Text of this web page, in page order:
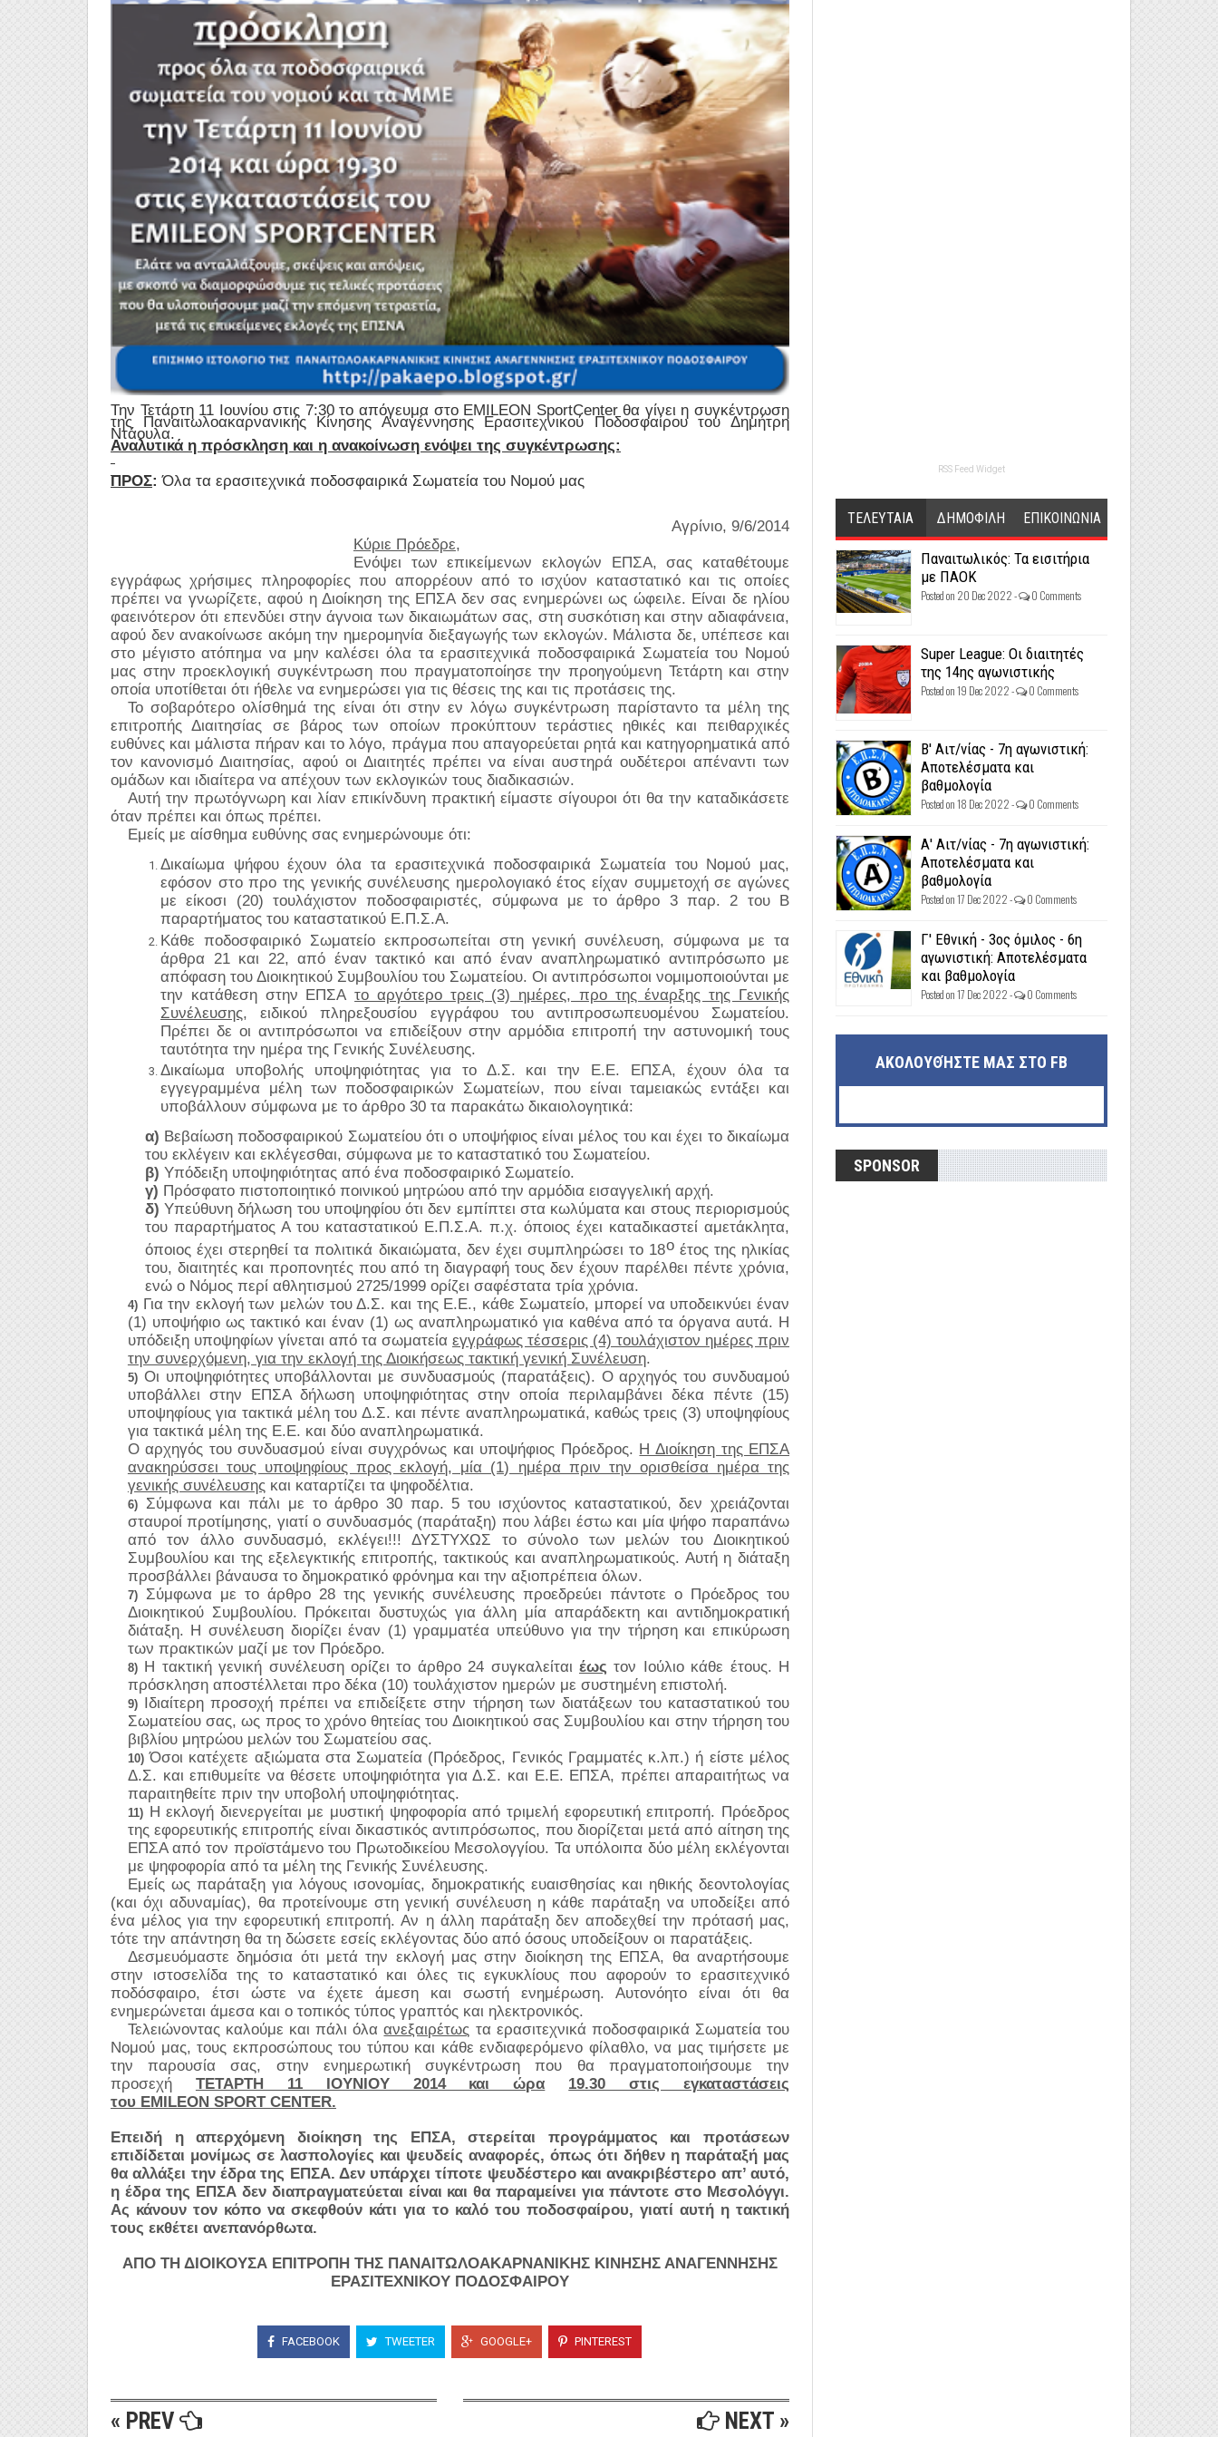
Την Τετάρτη 11 Ιουνίου στις 7:30 το απόγευμα στο EMILEON SportCenter θα γίνει η συγκέντρωση
της Παναιτωλοακαρνανικής Κίνησης Αναγέννησης Ερασιτεχνικού Ποδοσφαίρου του Δημήτρη
Ντάουλα.
Αναλυτικά η πρόσκληση και η ανακοίνωση ενόψει της συγκέντρωσης:
ΠΡΟΣ:Όλα τα ερασιτεχνικά ποδοσφαιρικά Σωματεία του Νομού μας
Αγρίνιο, 9/6/2014
Κύριε Πρόεδρε,
Ενόψει των επικείμενων εκλογών ΕΠΣΑ, σας καταθέτουμε
εγγράφως χρήσιμες πληροφορίες που απορρέουν από το ισχύον καταστατικό και τις οποίες
πρέπει να γνωρίζετε, αφού η Διοίκηση της ΕΠΣΑ δεν σας ενημερώνει ως ώφειλε. Είναι δε ηλίου
φαεινότερον ότι επενδύει στην άγνοια των δικαιωμάτων σας, στη συσκότιση και στην αδιαφάνεια,
αφού δεν ανακοίνωσε ακόμη την ημερομηνία διεξαγωγής των εκλογών. Μάλιστα δε, υπέπεσε και
στο μέγιστο ατόπημα να μην καλέσει όλα τα ερασιτεχνικά ποδοσφαιρικά Σωματεία του Νομού
μας στην προεκλογική συγκέντρωση που πραγματοποίησε την προηγούμενη Τετάρτη και στην
οποία υποτίθεται ότι ήθελε να ενημερώσει για τις θέσεις της και τις προτάσεις της.
Το σοβαρότερο ολίσθημά της είναι ότι στην εν λόγω συγκέντρωση παρίσταντο τα μέλη της
επιτροπής Διαιτησίας σε βάρος των οποίων προκύπτουν τεράστιες ηθικές και πειθαρχικές
ευθύνες και μάλιστα πήραν και το λόγο, πράγμα που απαγορεύεται ρητά και κατηγορηματικά από
τον κανονισμό Διαιτησίας, αφού οι Διαιτητές πρέπει να είναι αυστηρά ουδέτεροι απέναντι των
ομάδων και ιδιαίτερα να απέχουν των εκλογικών τους διαδικασιών.
Αυτή την πρωτόγνωρη και λίαν επικίνδυνη πρακτική είμαστε σίγουροι ότι θα την καταδικάσετε
όταν πρέπει και όπως πρέπει.
Εμείς με αίσθημα ευθύνης σας ενημερώνουμε ότι:
Δικαίωμα ψήφου έχουν όλα τα ερασιτεχνικά ποδοσφαιρικά Σωματεία του Νομού μας,
εφόσον στο προ της γενικής συνέλευσης ημερολογιακό έτος είχαν συμμετοχή σε αγώνες
με είκοσι (20) τουλάχιστον ποδοσφαιριστές, σύμφωνα με το άρθρο 3 παρ. 2 του Β
παραρτήματος του καταστατικού Ε.Π.Σ.Α.
Κάθε ποδοσφαιρικό Σωματείο εκπροσωπείται στη γενική συνέλευση, σύμφωνα με τα
άρθρα 21 και 22, από έναν τακτικό και από έναν αναπληρωματικό αντιπρόσωπο με
απόφαση του Διοικητικού Συμβουλίου του Σωματείου. Οι αντιπρόσωποι νομιμοποιούνται με
την κατάθεση στην ΕΠΣΑτο αργότερο τρεις (3) ημέρες, προ της έναρξης της Γενικής
Συνέλευσης, ειδικού πληρεξουσίου εγγράφου του αντιπροσωπευομένου Σωματείου.
Πρέπει δε οι αντιπρόσωποι να επιδείξουν στην αρμόδια επιτροπή την αστυνομική τους
ταυτότητα την ημέρα της Γενικής Συνέλευσης.
Δικαίωμα υποβολής υποψηφιότητας για το Δ.Σ. και την Ε.Ε. ΕΠΣΑ, έχουν όλα τα
εγγεγραμμένα μέλη των ποδοσφαιρικών Σωματείων, που είναι ταμειακώς εντάξει και
υποβάλλουν σύμφωνα με το άρθρο 30 τα παρακάτω δικαιολογητικά:
α) Βεβαίωση ποδοσφαιρικού Σωματείου ότι ο υποψήφιος είναι μέλος του και έχει το δικαίωμα
του εκλέγειν και εκλέγεσθαι, σύμφωνα με το καταστατικό του Σωματείου.
β) Υπόδειξη υποψηφιότητας από ένα ποδοσφαιρικό Σωματείο.
γ) Πρόσφατο πιστοποιητικό ποινικού μητρώου από την αρμόδια εισαγγελική αρχή.
δ) Υπεύθυνη δήλωση του υποψηφίου ότι δεν εμπίπτει στα κωλύματα και στους περιορισμούς
του παραρτήματος Α του καταστατικού Ε.Π.Σ.Α. π.χ. όποιος έχει καταδικαστεί αμετάκλητα,
όποιος έχει στερηθεί τα πολιτικά δικαιώματα, δεν έχει συμπληρώσει το 18οέτος της ηλικίας
του, διαιτητές και προπονητές που από τη διαγραφή τους δεν έχουν παρέλθει πέντε χρόνια,
ενώ ο Νόμος περί αθλητισμού 2725/1999 ορίζει σαφέστατα τρία χρόνια.
4)Για την εκλογή των μελών του Δ.Σ. και της Ε.Ε., κάθε Σωματείο, μπορεί να υποδεικνύει έναν
(1) υποψήφιο ως τακτικό και έναν (1) ως αναπληρωματικό για καθένα από τα όργανα αυτά. Η
υπόδειξη υποψηφίων γίνεται από τα σωματεία εγγράφως τέσσερις (4) τουλάχιστον ημέρες πριν
την συνερχόμενη, για την εκλογή της Διοικήσεως τακτική γενική Συνέλευση.
5)Οι υποψηφιότητες υποβάλλονται με συνδυασμούς (παρατάξεις). Ο αρχηγός του συνδυαμού
υποβάλλει στην ΕΠΣΑ δήλωση υποψηφιότητας στην οποία περιλαμβάνει δέκα πέντε (15)
υποψηφίους για τακτικά μέλη του Δ.Σ. και πέντε αναπληρωματικά, καθώς τρεις (3) υποψηφίους
για τακτικά μέλη της Ε.Ε. και δύο αναπληρωματικά.
Ο αρχηγός του συνδυασμού είναι συγχρόνως και υποψήφιος Πρόεδρος. Η Διοίκηση της ΕΠΣΑ
ανακηρύσσει τους υποψηφίους προς εκλογή, μία (1) ημέρα πριν την ορισθείσα ημέρα της
γενικής συνέλευσης και καταρτίζει τα ψηφοδέλτια.
6)Σύμφωνα και πάλι με το άρθρο 30 παρ. 5 του ισχύοντος καταστατικού, δεν χρειάζονται
σταυροί προτίμησης, γιατί ο συνδυασμός (παράταξη) που λάβει έστω και μία ψήφο παραπάνω
από τον άλλο συνδυασμό, εκλέγει!!! ΔΥΣΤΥΧΩΣ το σύνολο των μελών του Διοικητικού
Συμβουλίου και της εξελεγκτικής επιτροπής, τακτικούς και αναπληρωματικούς. Αυτή η διάταξη
προσβάλλει βάναυσα το δημοκρατικό φρόνημα και την αξιοπρέπεια όλων.
7)Σύμφωνα με το άρθρο 28 της γενικής συνέλευσης προεδρεύει πάντοτε ο Πρόεδρος του
Διοικητικού Συμβουλίου. Πρόκειται δυστυχώς για άλλη μία απαράδεκτη και αντιδημοκρατική
διάταξη. Η συνέλευση διορίζει έναν (1) γραμματέα υπεύθυνο για την τήρηση και επικύρωση
των πρακτικών μαζί με τον Πρόεδρο.
8)Η τακτική γενική συνέλευση ορίζει το άρθρο 24 συγκαλείται έως τον Ιούλιο κάθε έτους. Η
πρόσκληση αποστέλλεται προ δέκα (10) τουλάχιστον ημερών με συστημένη επιστολή.
9) Ιδιαίτερη προσοχή πρέπει να επιδείξετε στην τήρηση των διατάξεων του καταστατικού του
Σωματείου σας, ως προς το χρόνο θητείας του Διοικητικού σας Συμβουλίου και στην τήρηση του
βιβλίου μητρώου μελών του Σωματείου σας.
10) Όσοι κατέχετε αξιώματα στα Σωματεία (Πρόεδρος, Γενικός Γραμματές κ.λπ.) ή είστε μέλος
Δ.Σ. και επιθυμείτε να θέσετε υποψηφιότητα για Δ.Σ. και Ε.Ε. ΕΠΣΑ, πρέπει απαραιτήτως να
παραιτηθείτε πριν την υποβολή υποψηφιότητας.
11) Η εκλογή διενεργείται με μυστική ψηφοφορία από τριμελή εφορευτική επιτροπή. Πρόεδρος
της εφορευτικής επιτροπής είναι δικαστικός αντιπρόσωπος, που διορίζεται μετά από αίτηση της
ΕΠΣΑ από τον προϊστάμενο του Πρωτοδικείου Μεσολογγίου. Τα υπόλοιπα δύο μέλη εκλέγονται
με ψηφοφορία από τα μέλη της Γενικής Συνέλευσης.
Εμείς ως παράταξη για λόγους ισονομίας, δημοκρατικής ευαισθησίας και ηθικής δεοντολογίας
(και όχι αδυναμίας), θα προτείνουμε στη γενική συνέλευση η κάθε παράταξη να υποδείξει από
ένα μέλος για την εφορευτική επιτροπή. Αν η άλλη παράταξη δεν αποδεχθεί την πρότασή μας,
τότε την απάντηση θα τη δώσετε εσείς εκλέγοντας δύο από όσους υποδείξουν οι παρατάξεις.
Δεσμευόμαστε δημόσια ότι μετά την εκλογή μας στην διοίκηση της ΕΠΣΑ, θα αναρτήσουμε
στην ιστοσελίδα της το καταστατικό και όλες τις εγκυκλίους που αφορούν το ερασιτεχνικό
ποδόσφαιρο, έτσι ώστε να έχετε άμεση και σωστή ενημέρωση. Αυτονόητο είναι ότι θα
ενημερώνεται άμεσα και ο τοπικός τύπος γραπτός και ηλεκτρονικός.
Τελειώνοντας καλούμε και πάλι όλαανεξαιρέτως τα ερασιτεχνικά ποδοσφαιρικά Σωματεία του
Νομού μας, τους εκπροσώπους του τύπου και κάθε ενδιαφερόμενο φίλαθλο, να μας τιμήσετε με
την παρουσία σας, στην ενημερωτική συγκέντρωση που θα πραγματοποιήσουμε την
προσεχή ΤΕΤΑΡΤΗ 11 ΙΟΥΝΙΟΥ 2014 και ώρα
19.30 στις εγκαταστάσεις
του EMILEON SPORT CENTER.
Επειδή η απερχόμενη διοίκηση της ΕΠΣΑ, στερείται προγράμματος και προτάσεων
επιδίδεται μονίμως σε λασπολογίες και ψευδείς αναφορές, όπως ότι δήθεν η παράταξή μας
θα αλλάξει την έδρα της ΕΠΣΑ. Δεν υπάρχει τίποτε ψευδέστερο και ανακριβέστερο απ’ αυτό,
η έδρα της ΕΠΣΑ δεν διαπραγματεύεται είναι και θα παραμείνει για πάντοτε στο Μεσολόγγι.
Ας κάνουν τον κόπο να σκεφθούν κάτι για το καλό του ποδοσφαίρου, γιατί αυτή η τακτική
τους εκθέτει ανεπανόρθωτα.
ΑΠΟ ΤΗ ΔΙΟΙΚΟΥΣΑ ΕΠΙΤΡΟΠΗ ΤΗΣ ΠΑΝΑΙΤΩΛΟΑΚΑΡΝΑΝΙΚΗΣ ΚΙΝΗΣΗΣ ΑΝΑΓΕΝΝΗΣΗΣ
ΕΡΑΣΙΤΕΧΝΙΚΟΥ ΠΟΔΟΣΦΑΙΡΟΥ
FACEBOOK TWEETER GOOGLE+ PINTEREST
« PREV NEXT »
RSS Feed Widget
ΤΕΛΕΥΤΑΙΑ ΔΗΜΟΦΙΛΗ ΕΠΙΚΟΙΝΩΝΙΑ
Παναιτωλικός: Τα εισιτήρια
με ΠΑΟΚ
Posted on 20 Dec 2022 - 0 Comments
Super League: Οι διαιτητές
της 14ης αγωνιστικής
Posted on 19 Dec 2022 - 0 Comments
Β' Αιτ/νίας - 7η αγωνιστική:
Αποτελέσματα και
βαθμολογία
Posted on 18 Dec 2022 - 0 Comments
Α' Αιτ/νίας - 7η αγωνιστική:
Αποτελέσματα και
βαθμολογία
Posted on 17 Dec 2022 - 0 Comments
Γ' Εθνική - 3ος όμιλος - 6η
αγωνιστική: Αποτελέσματα
και βαθμολογία
Posted on 17 Dec 2022 - 0 Comments
ΑΚΟΛΟΥΘΉΣΤΕ ΜΑΣ ΣΤΟ FB
SPONSOR